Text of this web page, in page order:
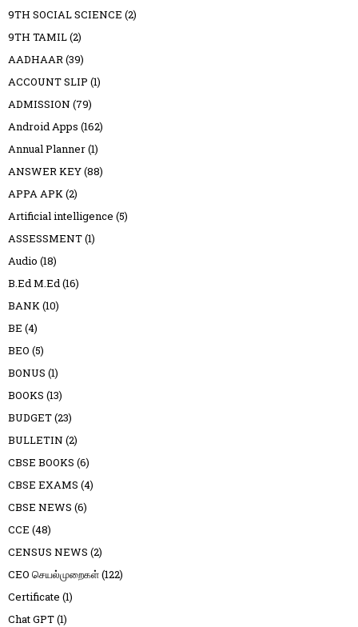
9TH SOCIAL SCIENCE (2)
9TH TAMIL(2)
AADHAAR(39)
ACCOUNT SLIP (1)
ADMISSION (79)
Android Apps (162)
Annual Planner(1)
ANSWER KEY(88)
APPA APK(2)
Artificial intelligence (5)
ASSESSMENT(1)
Audio (18)
B.Ed M.Ed(16)
BANK(10)
BE (4)
BEO (5)
BONUS (1)
BOOKS (13)
BUDGET(23)
BULLETIN (2)
CBSE BOOKS (6)
CBSE EXAMS (4)
CBSE NEWS (6)
CCE (48)
CENSUS NEWS (2)
CEO செயல்முறைகள்(122)
Certificate (1)
Chat GPT(1)